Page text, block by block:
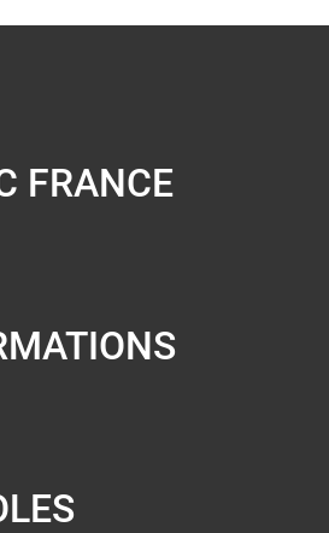
FRANCE